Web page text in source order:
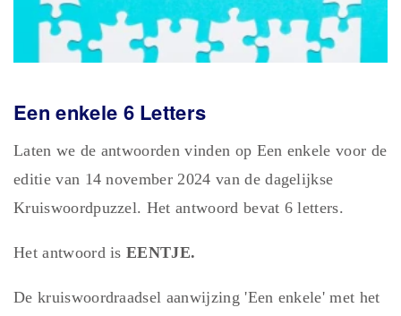
Een enkele 6 Letters
Laten we de antwoorden vinden op Een enkele voor de
editie van 14 november 2024 van de dagelijkse
Kruiswoordpuzzel. Het antwoord bevat 6 letters.
Het antwoord isEENTJE.
De kruiswoordraadsel aanwijzing 'Een enkele' met het